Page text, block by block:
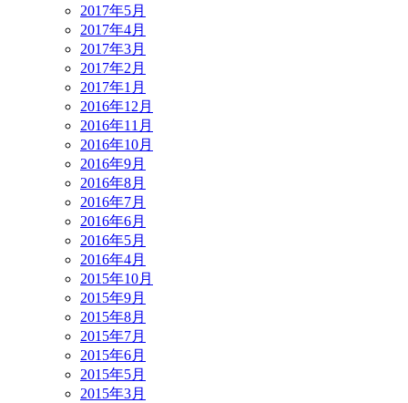
2017年5月
2017年4月
2017年3月
2017年2月
2017年1月
2016年12月
2016年11月
2016年10月
2016年9月
2016年8月
2016年7月
2016年6月
2016年5月
2016年4月
2015年10月
2015年9月
2015年8月
2015年7月
2015年6月
2015年5月
2015年3月